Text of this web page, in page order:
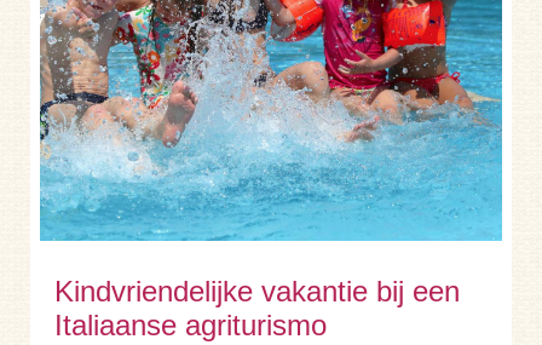
Kindvriendelijke vakantie bij een
Italiaanse agriturismo